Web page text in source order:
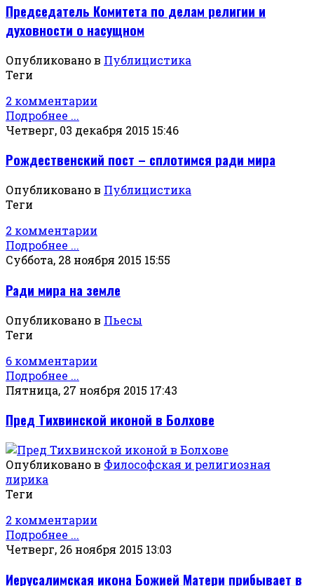
Председатель Комитета по делам религии и
духовности о насущном
Опубликовано в Публицистика
Теги
2 комментарии
Подробнее ...
Четверг, 03 декабря 2015 15:46
Рождественский пост – сплотимся ради мира
Опубликовано в Публицистика
Теги
2 комментарии
Подробнее ...
Суббота, 28 ноября 2015 15:55
Ради мира на земле
Опубликовано в Пьесы
Теги
6 комментарии
Подробнее ...
Пятница, 27 ноября 2015 17:43
Пред Тихвинской иконой в Болхове
Опубликовано в Философская и религиозная
лирика
Теги
2 комментарии
Подробнее ...
Четверг, 26 ноября 2015 13:03
Иерусалимская икона Божией Матери прибывает в